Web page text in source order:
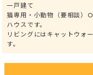
一戸建て
猫専用・小動物（要相談）
ハウスです。
リビングにはキャットウォ
す。